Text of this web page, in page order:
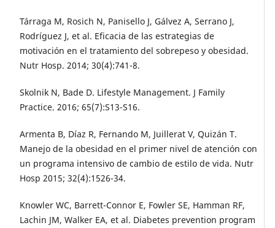
Tárraga M, Rosich N, Panisello J, Gálvez A, Serrano J,
Rodríguez J, et al. Eficacia de las estrategias de
motivación en el tratamiento del sobrepeso y obesidad.
Nutr Hosp. 2014; 30(4):741-8.
Skolnik N, Bade D. Lifestyle Management. J Family
Practice. 2016; 65(7):S13-S16.
Armenta B, Díaz R, Fernando M, Juillerat V, Quizán T.
Manejo de la obesidad en el primer nivel de atención con
un programa intensivo de cambio de estilo de vida. Nutr
Hosp 2015; 32(4):1526-34.
Knowler WC, Barrett-Connor E, Fowler SE, Hamman RF,
Lachin JM, Walker EA, et al. Diabetes prevention program